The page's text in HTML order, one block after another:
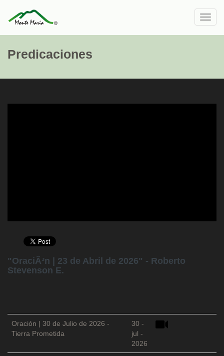
Predicaciones
"OraciÃ³n | 23 de Abril de 2026" - Roberto
Stevenson E.
Oración | 30 de Julio de 2026 -
Tierra Prometida
30 -
jul -
2026